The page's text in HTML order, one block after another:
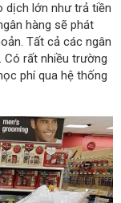
dịch lớn như trả tiền
hàng sẽ phát
Tất cả các ngân
Có rất nhiều trường
phí qua hệ thống